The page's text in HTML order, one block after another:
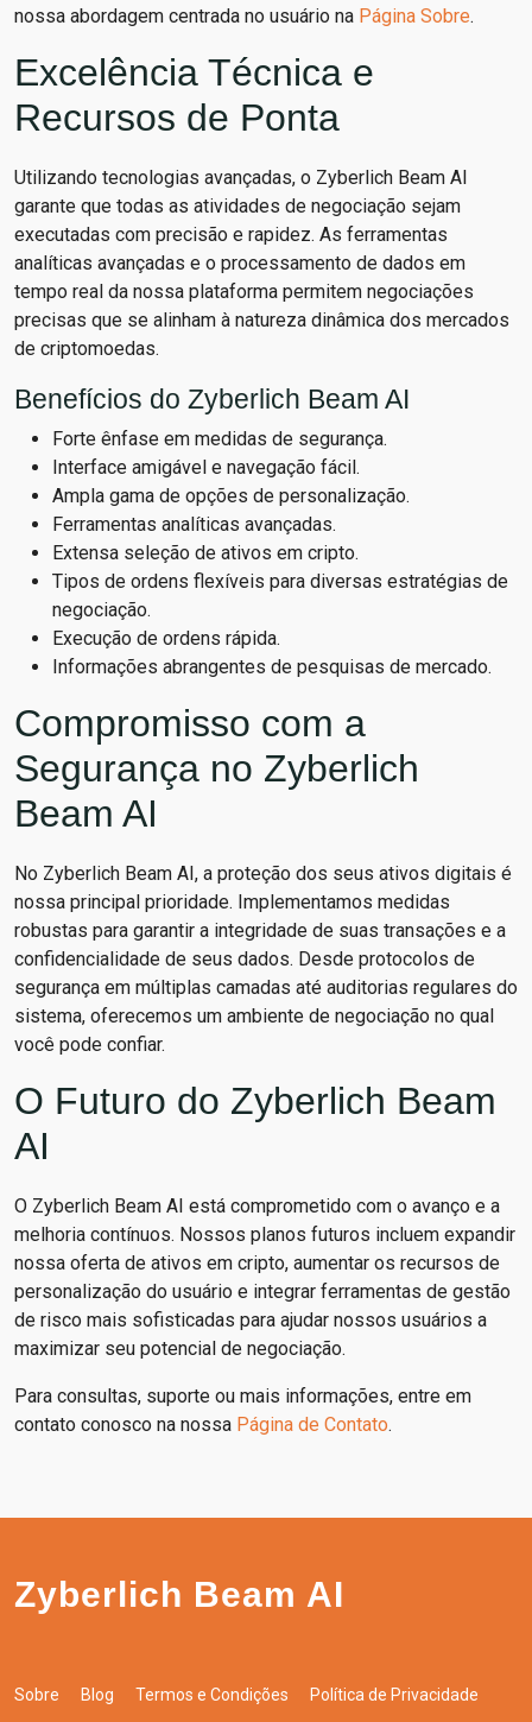
nossa abordagem centrada no usuário na Página Sobre.
Excelência Técnica e
Recursos de Ponta
Utilizando tecnologias avançadas, o Zyberlich Beam AI
garante que todas as atividades de negociação sejam
executadas com precisão e rapidez. As ferramentas
analíticas avançadas e o processamento de dados em
tempo real da nossa plataforma permitem negociações
precisas que se alinham à natureza dinâmica dos mercados
de criptomoedas.
Benefícios do Zyberlich Beam AI
Forte ênfase em medidas de segurança.
Interface amigável e navegação fácil.
Ampla gama de opções de personalização.
Ferramentas analíticas avançadas.
Extensa seleção de ativos em cripto.
Tipos de ordens flexíveis para diversas estratégias de
negociação.
Execução de ordens rápida.
Informações abrangentes de pesquisas de mercado.
Compromisso com a
Segurança no Zyberlich
Beam AI
No Zyberlich Beam AI, a proteção dos seus ativos digitais é
nossa principal prioridade. Implementamos medidas
robustas para garantir a integridade de suas transações e a
confidencialidade de seus dados. Desde protocolos de
segurança em múltiplas camadas até auditorias regulares do
sistema, oferecemos um ambiente de negociação no qual
você pode confiar.
O Futuro do Zyberlich Beam
AI
O Zyberlich Beam AI está comprometido com o avanço e a
melhoria contínuos. Nossos planos futuros incluem expandir
nossa oferta de ativos em cripto, aumentar os recursos de
personalização do usuário e integrar ferramentas de gestão
de risco mais sofisticadas para ajudar nossos usuários a
maximizar seu potencial de negociação.
Para consultas, suporte ou mais informações, entre em
contato conosco na nossa Página de Contato.
Zyberlich Beam AI
Sobre Blog Termos e Condições Política de Privacidade